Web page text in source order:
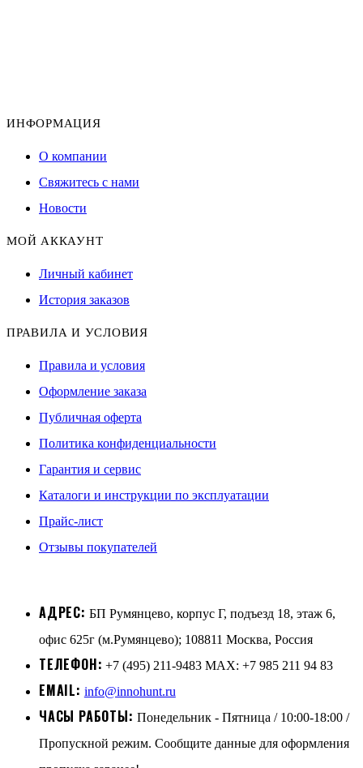
ИНФОРМАЦИЯ
О компании
Свяжитесь с нами
Новости
МОЙ АККАУНТ
Личный кабинет
История заказов
ПРАВИЛА И УСЛОВИЯ
Правила и условия
Оформление заказа
Публичная оферта
Политика конфиденциальности
Гарантия и сервис
Каталоги и инструкции по эксплуатации
Прайс-лист
Отзывы покупателей
АДРЕС: БП Румянцево, корпус Г, подъезд 18, этаж 6,
офис 625г (м.Румянцево); 108811 Москва, Россия
ТЕЛЕФОН: +7 (495) 211-9483 MAX: +7 985 211 94 83
EMAIL: info@innohunt.ru
ЧАСЫ РАБОТЫ: Понедельник - Пятница / 10:00-18:00 /
Пропускной режим. Сообщите данные для оформления